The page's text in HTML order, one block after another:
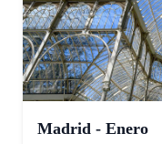
Madrid - Enero